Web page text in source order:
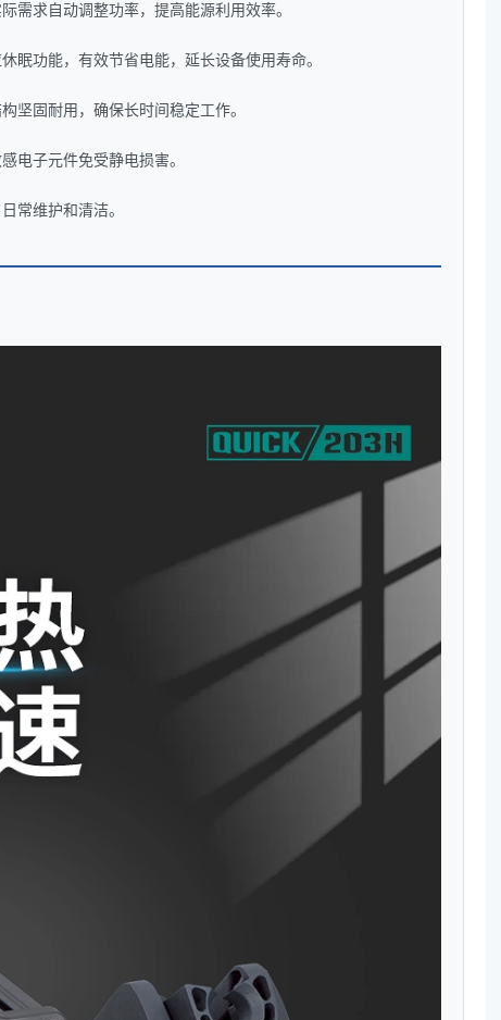
需求自动调整功率，提高能源利用效率。
眠功能，有效节省电能，延长设备使用寿命。
坚固耐用，确保长时间稳定工作。
电子元件免受静电损害。
常维护和清洁。